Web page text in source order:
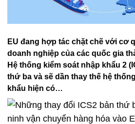
EU đang hợp tác chặt chẽ với cơ
doanh nghiệp của các quốc gia
Hệ thống kiểm soát nhập khẩu 2
thứ ba và sẽ dần thay thế hệ
khẩu hiện có…